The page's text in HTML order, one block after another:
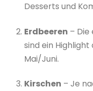
Desserts und
Erdbeeren –
sind ein
Mai/Juni.
Kirschen – Je